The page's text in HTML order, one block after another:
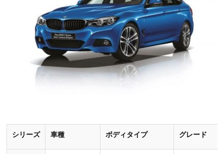
シリーズ 車種 ボディタイプ グレード